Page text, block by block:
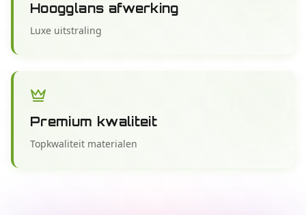
Hoogglans afwerking
Luxe uitstraling
Premium kwaliteit
Topkwaliteit materialen